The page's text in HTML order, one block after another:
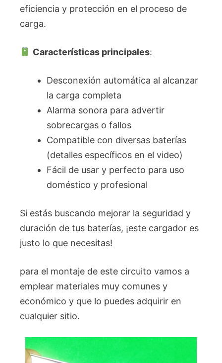
eficiencia y protección en el proceso de
carga.
Características principales:
Desconexión automática al alcanzar
la carga completa
Alarma sonora para advertir
sobrecargas o fallos
Compatible con diversas baterías
(detalles específicos en el video)
Fácil de usar y perfecto para uso
doméstico y profesional
Si estás buscando mejorar la seguridad y
duración de tus baterías, ¡este cargador es
justo lo que necesitas!
para el montaje de este circuito vamos a
emplear materiales muy comunes y
económico y que lo puedes adquirir en
cualquier sitio.